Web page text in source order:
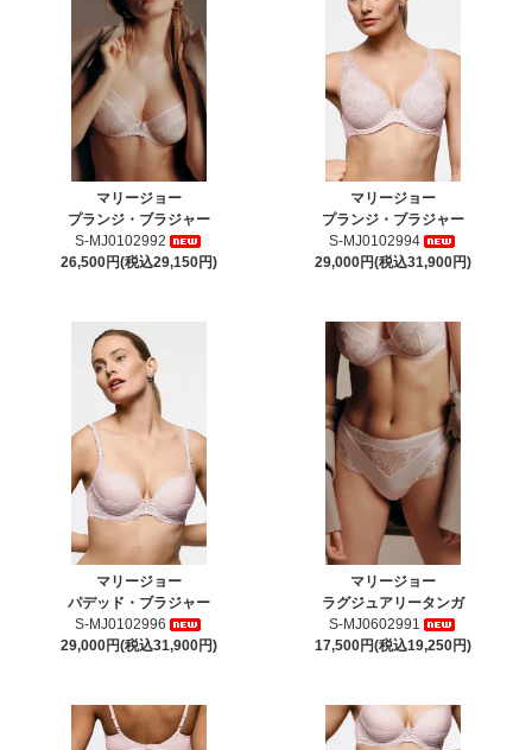
マリージョー
プランジ・ブラジャー
S-MJ0102992
26,500円(税込29,150円)
マリージョー
プランジ・ブラジャー
S-MJ0102994
29,000円(税込31,900円)
マリージョー
パデッド・ブラジャー
S-MJ0102996
29,000円(税込31,900円)
マリージョー
ラグジュアリータンガ
S-MJ0602991
17,500円(税込19,250円)